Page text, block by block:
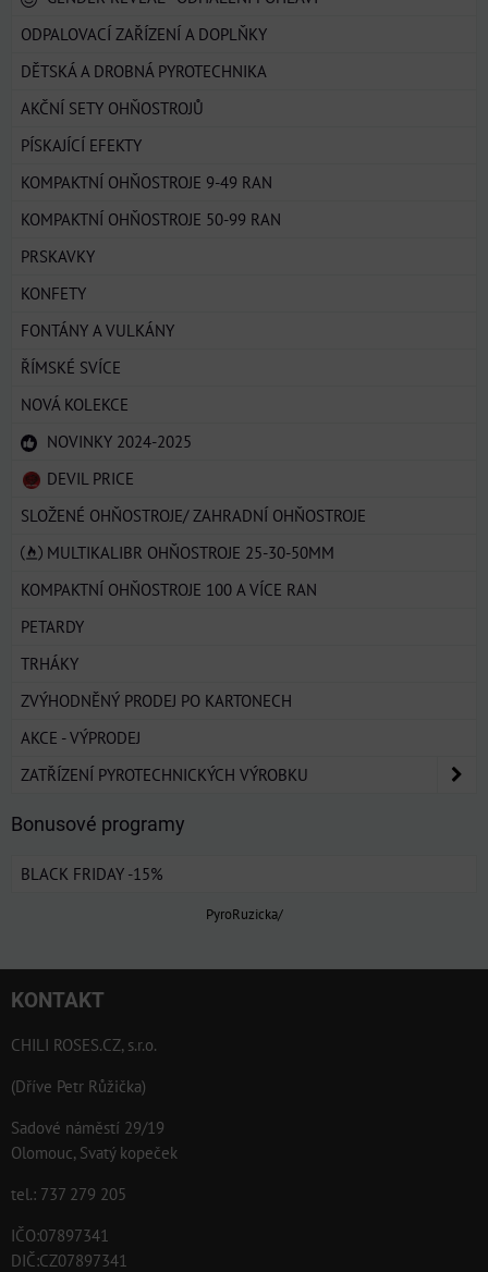
ODPALOVACÍ ZAŘÍZENÍ A DOPLŇKY
DĚTSKÁ A DROBNÁ PYROTECHNIKA
AKČNÍ SETY OHŇOSTROJŮ
PÍSKAJÍCÍ EFEKTY
KOMPAKTNÍ OHŇOSTROJE 9-49 RAN
KOMPAKTNÍ OHŇOSTROJE 50-99 RAN
PRSKAVKY
KONFETY
FONTÁNY A VULKÁNY
ŘÍMSKÉ SVÍCE
NOVÁ KOLEKCE
NOVINKY 2024-2025
DEVIL PRICE
SLOŽENÉ OHŇOSTROJE/ ZAHRADNÍ OHŇOSTROJE
MULTIKALIBR OHŇOSTROJE 25-30-50MM
KOMPAKTNÍ OHŇOSTROJE 100 A VÍCE RAN
PETARDY
TRHÁKY
ZVÝHODNĚNÝ PRODEJ PO KARTONECH
AKCE - VÝPRODEJ
ZATŘÍZENÍ PYROTECHNICKÝCH VÝROBKU
Bonusové programy
BLACK FRIDAY -15%
PyroRuzicka/
KONTAKT
CHILI ROSES.CZ, s.r.o.
(Dříve Petr Růžička)
Sadové náměstí 29/19
Olomouc, Svatý kopeček
tel.: 737 279 205
IČO:07897341
DIČ:CZ07897341